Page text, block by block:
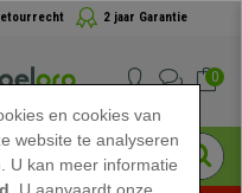
2 jaar Garantie
0
en cookies van
website te analyseren
U kan meer informatie